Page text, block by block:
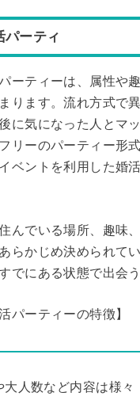
パーティ
ーティーは、属性や
ります。流れ方式で
に気になった人とマ
リーのパーティー形
ベントを利用した婚
んでいる場所、趣味
らかじめ決められて
でにある状態で出会
パーティーの特徴】
大人数など内容は様々